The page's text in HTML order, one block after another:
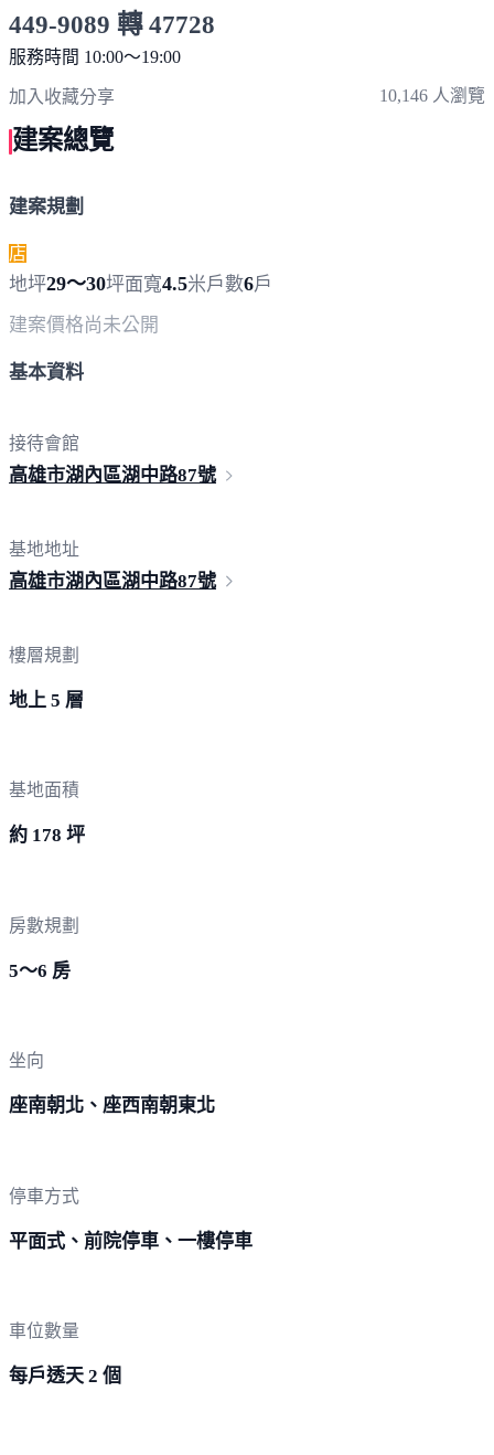
449-9089 轉 47728
服務時間 10:00～19:00
加入收藏分享 10,146 人瀏覽
建案總覽
建案規劃
店
地坪29～30坪面寬4.5米戶數6戶
建案價格尚未公開
基本資料
接待會館
高雄市湖內區湖中路87號
基地地址
高雄市湖內區湖中路87號
樓層規劃
地上 5 層
基地面積
約 178 坪
房數規劃
5～6 房
坐向
座南朝北、座西南朝東北
停車方式
平面式、前院停車、一樓停車
車位數量
每戶透天 2 個